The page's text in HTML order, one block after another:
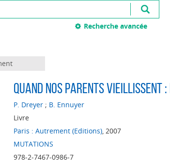
Recherche avancée
Quand nos parents vieillissent
P. Dreyer; B. Ennuyer
Livre
Paris : Autrement (Editions), 2007
MUTATIONS
978-2-7467-0986-7